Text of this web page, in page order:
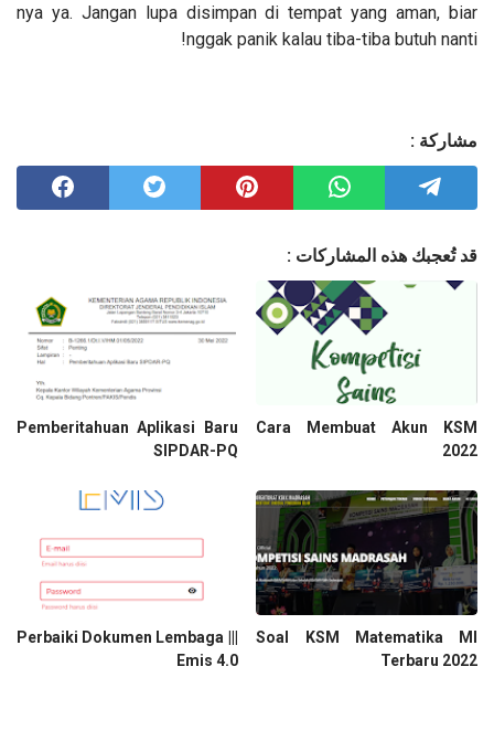
nya ya. Jangan lupa disimpan di tempat yang aman, biar
nggak panik kalau tiba-tiba butuh nanti!
مشاركة :
قد تُعجبك هذه المشاركات :
Pemberitahuan Aplikasi Baru
SIPDAR-PQ
Cara Membuat Akun KSM
2022
Perbaiki Dokumen Lembaga |||
Emis 4.0
Soal KSM Matematika MI
Terbaru 2022